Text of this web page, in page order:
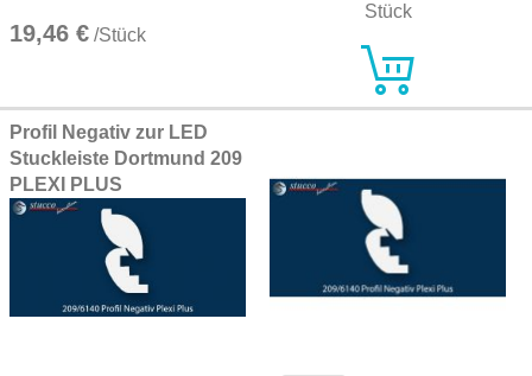
19,46 € /Stück
Stück
Profil Negativ zur LED
Stuckleiste Dortmund 209
PLEXI PLUS